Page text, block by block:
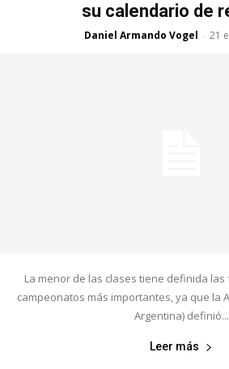
su calendario de
Daniel Armando Vogel - 21
La menor de las clases tiene definida
campeonatos más importantes, ya que la
Argentina) definió...
Leer más